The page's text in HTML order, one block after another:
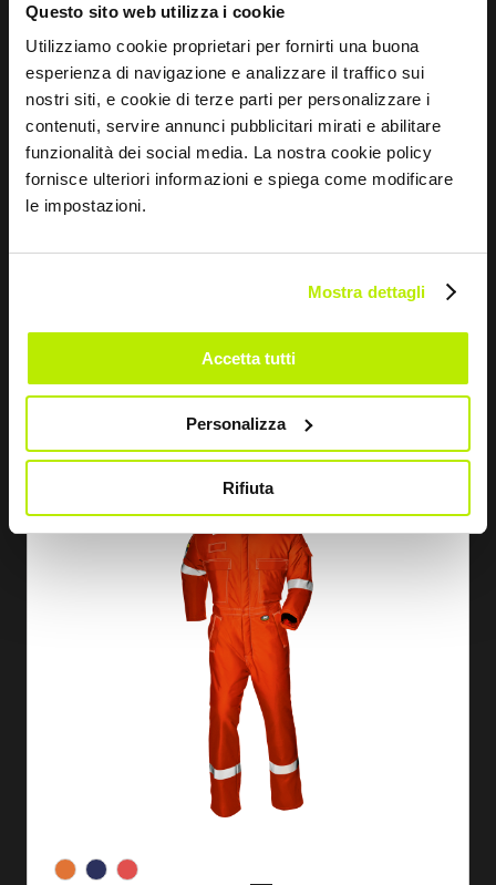
Questo sito web utilizza i cookie
Utilizziamo cookie proprietari per fornirti una buona
esperienza di navigazione e analizzare il traffico sui
nostri siti, e cookie di terze parti per personalizzare i
contenuti, servire annunci pubblicitari mirati e abilitare
funzionalità dei social media. La nostra cookie policy
fornisce ulteriori informazioni e spiega come modificare
le impostazioni.
Mostra dettagli
Accetta tutti
Personalizza
Rifiuta
EN SAVOIR PLUS
COMBINAISON HEAVY CARBOFLAME
MC5617